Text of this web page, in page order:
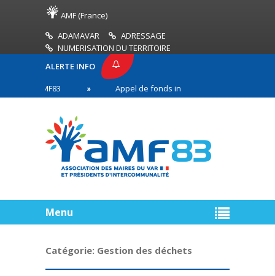
AMF (France)
ADAMAVAR
ADRESSAGE
NUMERISATION DU TERRITOIRE
ALERTE INFO
Appel de fonds incendies de forêt
première ligne
Menu
Catégorie: Gestion des déchets